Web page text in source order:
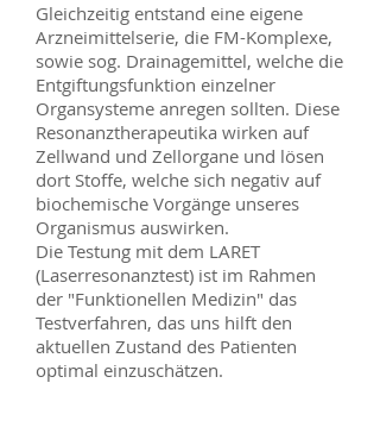
Gleichzeitig entstand eine eigene
Arzneimittelserie, die FM-Komplexe,
sowie sog. Drainagemittel, welche die
Entgiftungsfunktion einzelner
Organsysteme anregen sollten. Diese
Resonanztherapeutika wirken auf
Zellwand und Zellorgane und lösen
dort Stoffe, welche sich negativ auf
biochemische Vorgänge unseres
Organismus auswirken.
Die Testung mit dem LARET
(Laserresonanztest) ist im Rahmen
der "Funktionellen Medizin" das
Testverfahren, das uns hilft den
aktuellen Zustand des Patienten
optimal einzuschätzen.